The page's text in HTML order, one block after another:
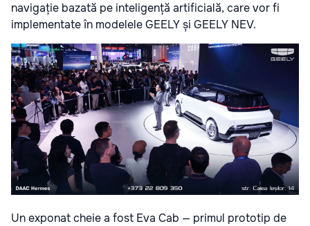
navigație bazată pe inteligență artificială, care vor fi
implementate în modelele GEELY și GEELY NEV.
Un exponat cheie a fost Eva Cab — primul prototip de